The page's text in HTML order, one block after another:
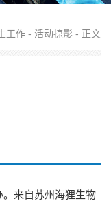
工作 - 活动掠影 - 正文
来自苏州海狸生物